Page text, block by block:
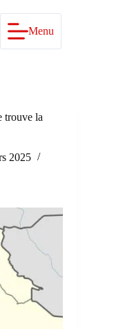
Menu
trouve la
2025